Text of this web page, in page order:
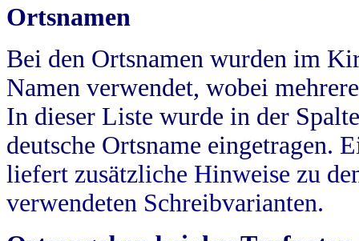
Ortsnamen
Bei den Ortsnamen wurden im
Namen verwendet, wobei
In dieser Liste wurde in der
deutsche Ortsname eingetragen.
liefert zusätzliche Hinweise zu
verwendeten Schreibvarianten.